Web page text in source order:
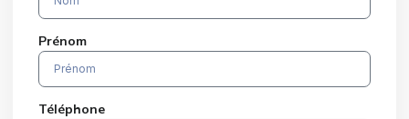
Prénom
Téléphone